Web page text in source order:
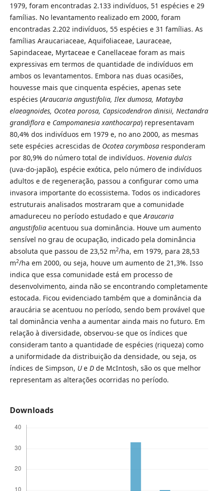
1979, foram encontradas 2.133 indivíduos, 51 espécies e 29
famílias. No levantamento realizado em 2000, foram
encontradas 2.202 indivíduos, 55 espécies e 31 famílias. As
famílias Araucariaceae, Aquifoliaceae, Lauraceae,
Sapindaceae, Myrtaceae e Canellaceae foram as mais
expressivas em termos de quantidade de indivíduos em
ambos os levantamentos. Embora nas duas ocasiões,
houvesse mais que cinquenta espécies, apenas sete
espécies (Araucaria angustifolia, Ilex dumosa, Matayba
elaeagnoides, Ocotea porosa, Capsicodendron dinisii, Nectandra
grandiflora e Campomanesia xanthocarpa) representavam
80,4% dos indivíduos em 1979 e, no ano 2000, as mesmas
sete espécies acrescidas de Ocotea corymbosaresponderam
por 80,9% do número total de indivíduos. Hoveniadulcis
(uva-do-japão), espécie exótica, pelo número de indivíduos
adultos e de regeneração, passou a configurar como uma
invasora importante do ecossistema. Todos os indicadores
estruturais analisados mostraram que a comunidade
amadureceu no período estudado e queAraucaria
angustifoliaacentuou sua dominância. Houve um aumento
sensível no grau de ocupação, indicado pela dominância
absoluta que passou de 23,52 m2/ha, em 1979, para 28,53
m2/ha em 2000, ou seja, houve um aumento de 21,3%. Isso
indica que essa comunidade está em processo de
desenvolvimento, ainda não se encontrando completamente
estocada. Ficou evidenciado também que a dominância da
araucária se acentuou no período, sendo bem provável que
tal dominância venha a aumentar ainda mais no futuro. Em
relação à diversidade, observou-se que os índices que
consideram tanto a quantidade de espécies (riqueza) como
a uniformidade da distribuição da densidade, ou seja, os
índices de Simpson, Ue Dde McIntosh, são os que melhor
representam as alterações ocorridas no período.
Downloads